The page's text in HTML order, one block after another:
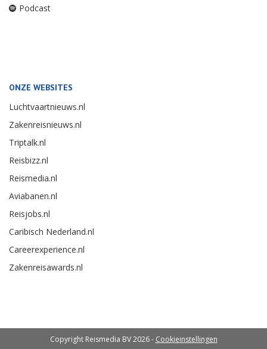
Podcast
ONZE WEBSITES
Luchtvaartnieuws.nl
Zakenreisnieuws.nl
Triptalk.nl
Reisbizz.nl
Reismedia.nl
Aviabanen.nl
Reisjobs.nl
Caribisch Nederland.nl
Careerexperience.nl
Zakenreisawards.nl
Copyright Reismedia BV 2026 - Cookieinstellingen